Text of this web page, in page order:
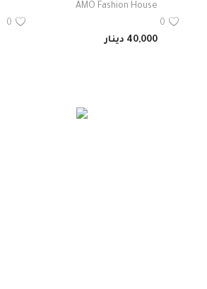
0
AMO Fashion House
0
40,000 دينار